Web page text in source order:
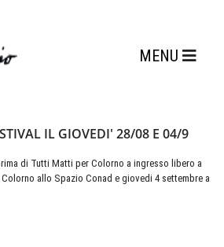
IL GIOVEDI' 28/08 E 04/9
di Tutti Matti per Colorno a ingresso libero a
allo Spazio Conad e giovedi 4 settembre a